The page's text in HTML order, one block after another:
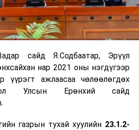
сайд Я.Содбаатар, Эрүүл
нар 2021 оны нэгдүгээр
ажлаасаа чөлөөлөгдөх
Улсын Ерөнхий сайд
газрын тухай хуулийн 23.1.2-